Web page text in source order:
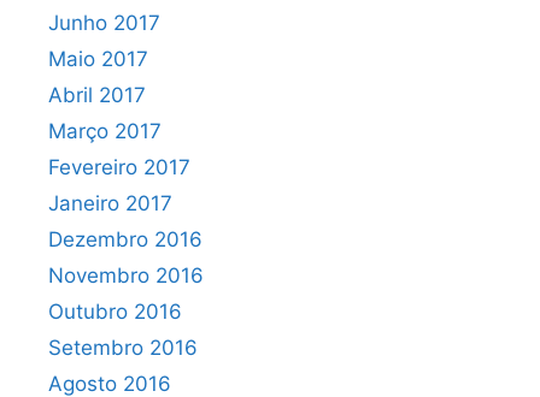
Junho 2017
Maio 2017
Abril 2017
Março 2017
Fevereiro 2017
Janeiro 2017
Dezembro 2016
Novembro 2016
Outubro 2016
Setembro 2016
Agosto 2016